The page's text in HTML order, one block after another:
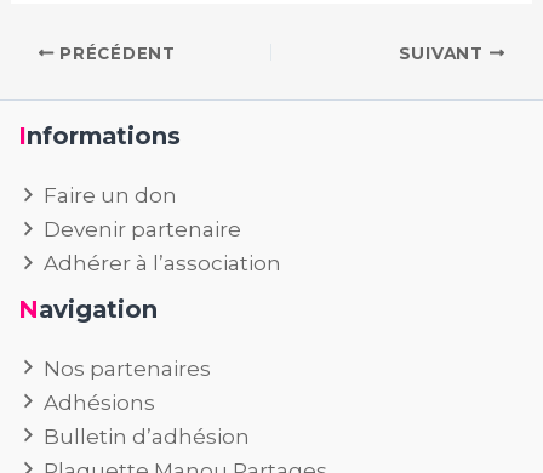
PRÉCÉDENT SUIVANT
Informations
Faire un don
Devenir partenaire
Adhérer à l’association
Navigation
Nos partenaires
Adhésions
Bulletin d’adhésion